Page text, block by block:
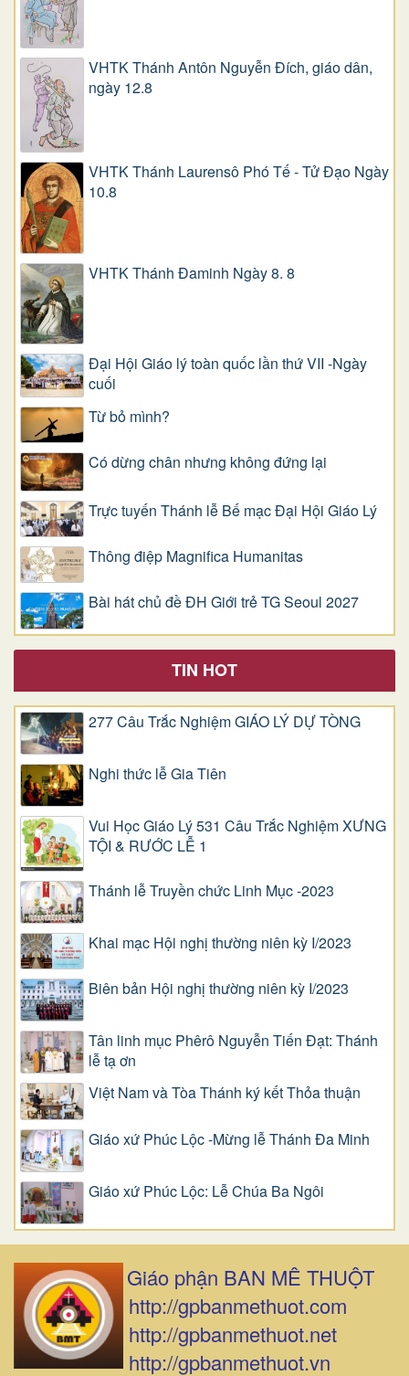
VHTK Thánh Antôn Nguyễn Ðích, giáo dân,
ngày 12.8
VHTK Thánh Laurensô Phó Tế - Tử Đạo Ngày
10.8
VHTK Thánh Đaminh Ngày 8. 8
Đại Hội Giáo lý toàn quốc lần thứ VII -Ngày
cuối
Từ bỏ mình?
Có dừng chân nhưng không đứng lại
Trực tuyến Thánh lễ Bế mạc Đại Hội Giáo Lý
Thông điệp Magnifica Humanitas
Bài hát chủ đề ĐH Giới trẻ TG Seoul 2027
TIN HOT
277 Câu Trắc Nghiệm GIÁO LÝ DỰ TÒNG
Nghi thức lễ Gia Tiên
Vui Học Giáo Lý 531 Câu Trắc Nghiệm XƯNG
TỘI & RƯỚC LỄ 1
Thánh lễ Truyền chức Linh Mục -2023
Khai mạc Hội nghị thường niên kỳ I/2023
Biên bản Hội nghị thường niên kỳ I/2023
Tân linh mục Phêrô Nguyễn Tiến Đạt: Thánh
lễ tạ ơn
Việt Nam và Tòa Thánh ký kết Thỏa thuận
Giáo xứ Phúc Lộc -Mừng lễ Thánh Đa Minh
Giáo xứ Phúc Lộc: Lễ Chúa Ba Ngôi
Giáo phận BAN MÊ THUỘT
http://gpbanmethuot.com
http://gpbanmethuot.net
http://gpbanmethuot.vn